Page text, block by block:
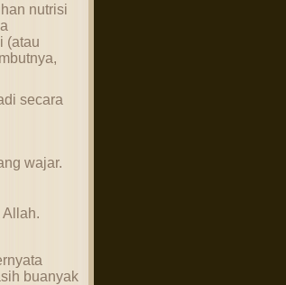
nutrisi
(atau
secara
wajar.
buanyak